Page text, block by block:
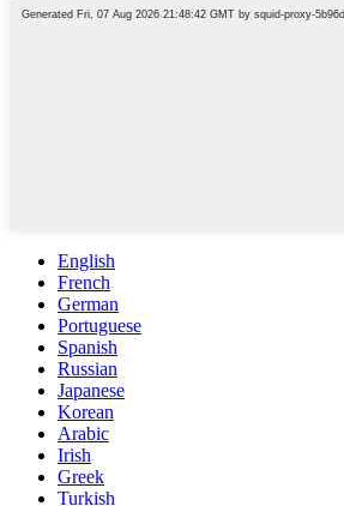
English
French
German
Portuguese
Spanish
Russian
Japanese
Korean
Arabic
Irish
Greek
Turkish